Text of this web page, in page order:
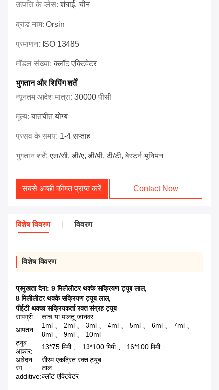
उत्पत्ति के प्लेस:शंघाई, चीन
ब्रांड नाम: Orsin
प्रमाणन: ISO 13485
मॉडल संख्या:क्लॉट एक्टिवेटर
भुगतान और शिपिंग शर्तें
न्यूनतम आदेश मात्रा: 30000 पीसी
मूल्य:बातचीत योग्य
प्रसव के समय: 1-4 सप्ताह
भुगतान शर्तें:एल/सी, डी/ए, डी/पी, टी/टी, वेस्टर्न यूनियन
सबसे अच्छी कीमत प्राप्त करें Contact Now
विशेष विवरण विवरण
विशेष विवरण
प्रमुखता देना: 9 मिलीलीटर थक्के सक्रियण ट्यूब लाल,
8 मिलीलीटर थक्के सक्रियण ट्यूब लाल,
पीईटी थक्का सक्रियकर्ता रक्त संग्रह ट्यूब
सामग्री:
कांच या पालतू जानवर
आयतन:
1ml 、 2ml 、 3ml 、 4ml 、 5ml 、 6ml 、 7ml 、
8ml 、 9ml 、 10ml
ट्यूब
आकार:
13*75 मिमी 、 13*100 मिमी 、 16*100 मिमी
आवेदन:
सीरम एकत्रित रक्त ट्यूब
रंग:
लाल
additive:क्लॉट एक्टिवेटर